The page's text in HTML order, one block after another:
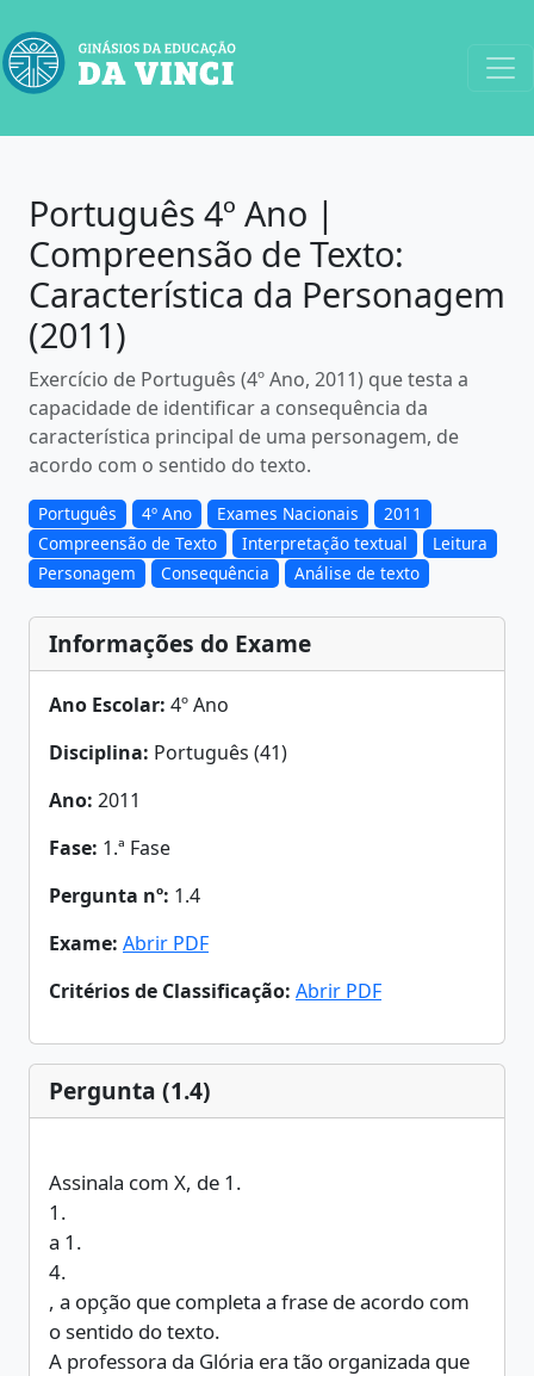
Português 4º Ano |
Compreensão de Texto:
Característica da Personagem
(2011)
Exercício de Português (4º Ano, 2011) que testa a
capacidade de identificar a consequência da
característica principal de uma personagem, de
acordo com o sentido do texto.
Português 4º Ano Exames Nacionais
2011
Compreensão de Texto
Interpretação textual
Leitura
Personagem
Consequência Análise de texto
Informações do Exame
Ano Escolar: 4º Ano
Disciplina: Português (41)
Ano: 2011
Fase: 1.ª Fase
Pergunta nº: 1.4
Exame: Abrir PDF
Critérios de Classificação: Abrir PDF
Pergunta (1.4)
Assinala com X, de 1.
1.
a 1.
4.
, a opção que completa a frase de acordo com
o sentido do texto.
A professora da Glória era tão organizada que